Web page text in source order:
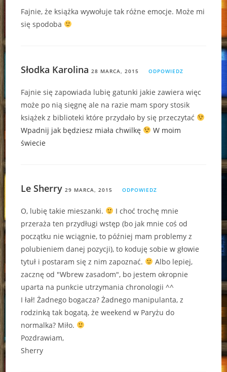
Fajnie, że książka wywołuje tak różne emocje. Może mi
się spodoba
Słodka Karolina 28 MARCA, 2015 ODPOWIEDZ
Fajnie się zapowiada lubię gatunki jakie zawiera więc
może po nią sięgnę ale na razie mam spory stosik
książek z biblioteki które przydało by się przeczytać
Wpadnij jak będziesz miała chwilkę
W moim
świecie
Le Sherry 29 MARCA, 2015 ODPOWIEDZ
O, lubię takie mieszanki.
I choć trochę mnie
przeraża ten przydługi wstęp (bo jak mnie coś od
początku nie wciągnie, to później mam problemy z
polubieniem danej pozycji), to koduję sobie w głowie
tytuł i postaram się z nim zapoznać.
Albo lepiej,
zacznę od "Wbrew zasadom", bo jestem okropnie
uparta na punkcie utrzymania chronologii ^^
I łał! Żadnego bogacza? Żadnego manipulanta, z
rodzinką tak bogatą, że weekend w Paryżu do
normalka? Miło.
Pozdrawiam,
Sherry